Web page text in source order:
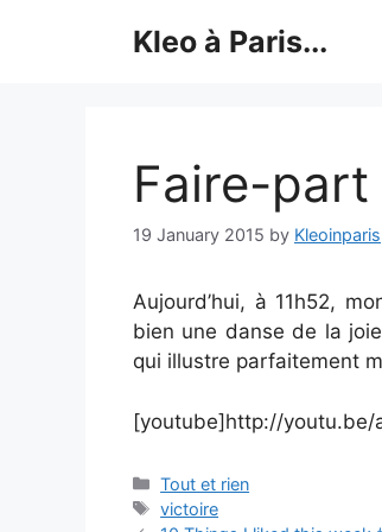
Kleo à Paris...
Faire-part
19 January 2015 by Kleoinparis
Aujourd’hui, à 11h52,
bien une danse de la
qui illustre parfaitement
[youtube]http://youtu.be/
Categories
Tout et rien
Tags
victoire